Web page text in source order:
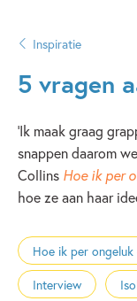
Inspiratie
5 vragen
‘Ik maak graag
snappen daarom
Collins Hoe ik per
hoe ze aan haar
Hoe ik per
Interview